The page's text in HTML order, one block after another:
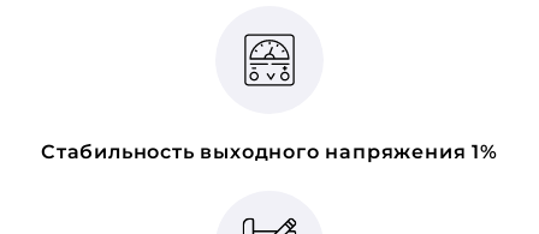
Стабильность выходного напряжения 1%